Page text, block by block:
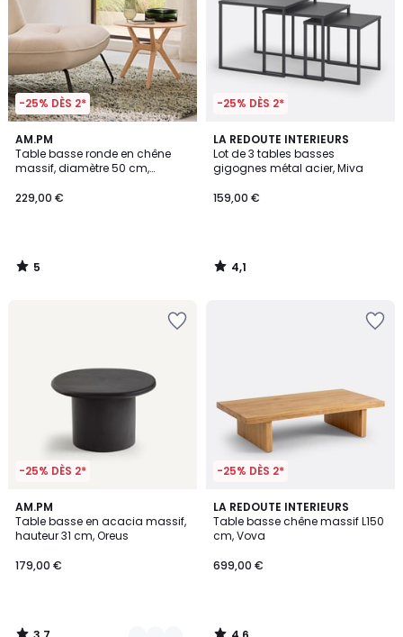
-25% DÈS 2*
AM.PM
Table basse ronde en chêne
massif, diamètre 50 cm,
229,00 €
5
/
5
5
/
-25% DÈS 2*
LA REDOUTE INTERIEURS
Lot de 3 tables basses
gigognes métal acier, Miva
159,00 €
4,1
/ 5
4,1
/
-25% DÈS 2*
AM.PM
Table basse en acacia massif,
hauteur 31 cm, Oreus
179,00 €
3,7
/ 5
2
Couleurs
-25% DÈS 2*
LA REDOUTE INTERIEURS
Table basse chêne massif L150
cm, Vova
699,00 €
4,6
/ 5